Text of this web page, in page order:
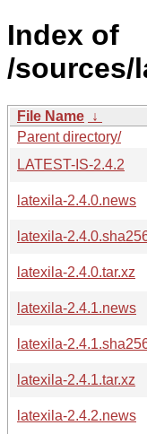
Index of
/sources/
File Name ↓
Parent directory/
LATEST-IS-2.4.2
latexila-2.4.0.news
latexila-
latexila-2.4.0.tar.xz
latexila-2.4.1.news
latexila-
latexila-2.4.1.tar.xz
latexila-2.4.2.news